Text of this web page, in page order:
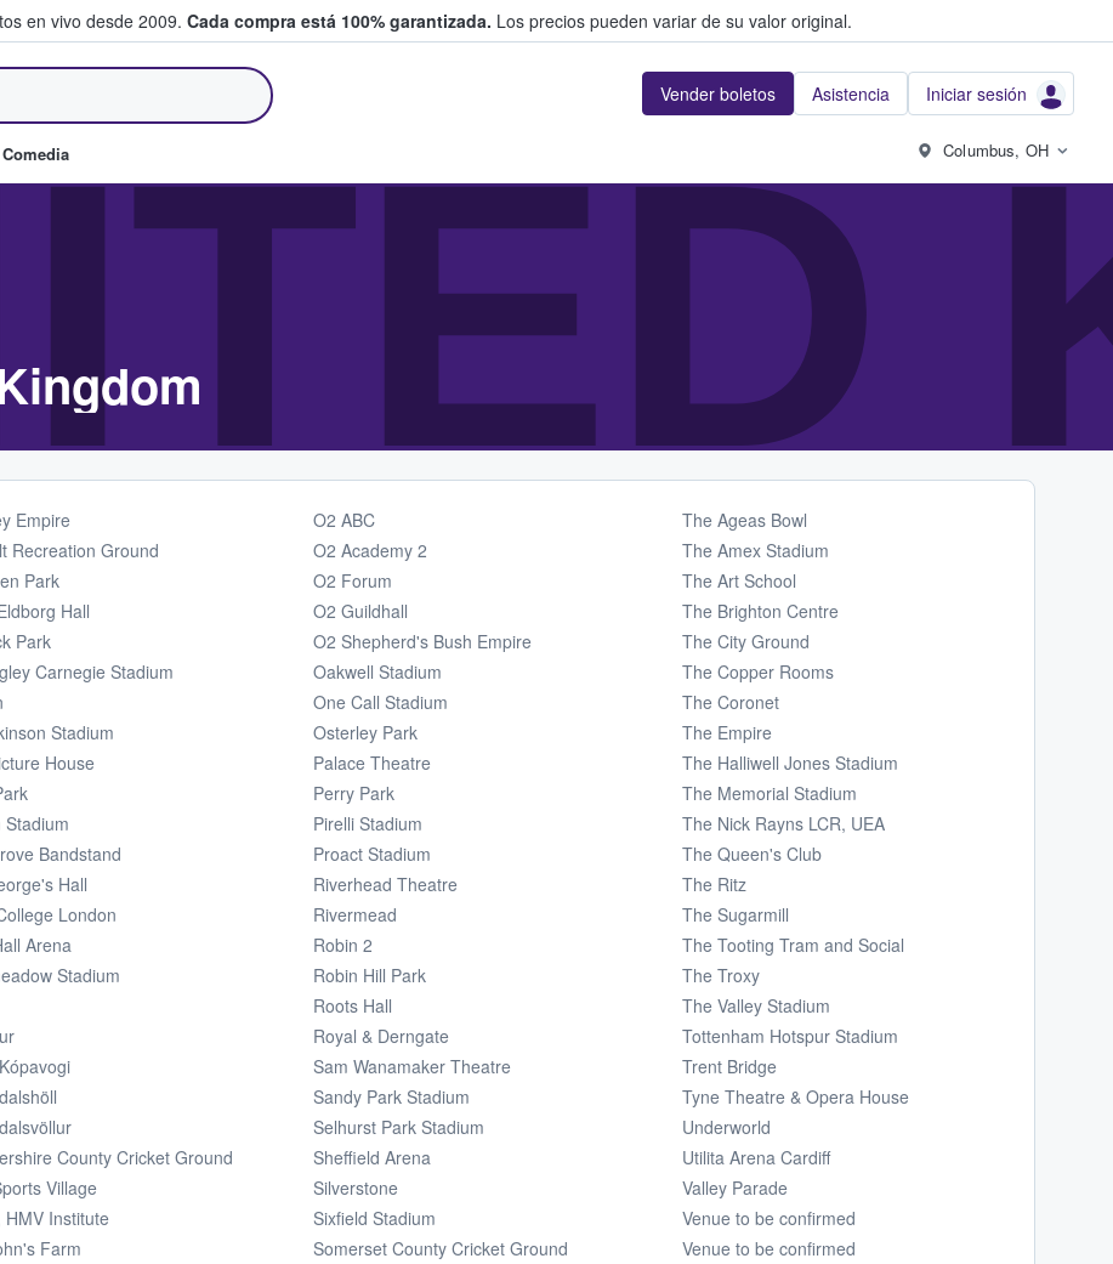
en vivo desde 2009. Cada compra está 100% garantizada. Los precios pueden variar de su valor original.
y venden boletos Vender boletos Asistencia Iniciar sesión
Columbus, OH
Empire
Recreation Ground
Park
Hall
Park
Carnegie Stadium
Stadium
House
Stadium
Bandstand
Hall
London
Arena
Stadium
County Cricket Ground
Village
HMV Institute
Farm
O2 ABC
O2 Academy 2
O2 Forum
O2 Guildhall
O2 Shepherd's Bush Empire
Oakwell Stadium
One Call Stadium
Osterley Park
Palace Theatre
Perry Park
Pirelli Stadium
Proact Stadium
Riverhead Theatre
Rivermead
Robin 2
Robin Hill Park
Roots Hall
Royal & Derngate
Sam Wanamaker Theatre
Sandy Park Stadium
Selhurst Park Stadium
Sheffield Arena
Silverstone
Sixfield Stadium
Somerset County Cricket Ground
The Ageas Bowl
The Amex Stadium
The Art School
The Brighton Centre
The City Ground
The Copper Rooms
The Coronet
The Empire
The Halliwell Jones Stadium
The Memorial Stadium
The Nick Rayns LCR, UEA
The Queen's Club
The Ritz
The Sugarmill
The Tooting Tram and Social
The Troxy
The Valley Stadium
Tottenham Hotspur Stadium
Trent Bridge
Tyne Theatre & Opera House
Underworld
Utilita Arena Cardiff
Valley Parade
Venue to be confirmed
Venue to be confirmed